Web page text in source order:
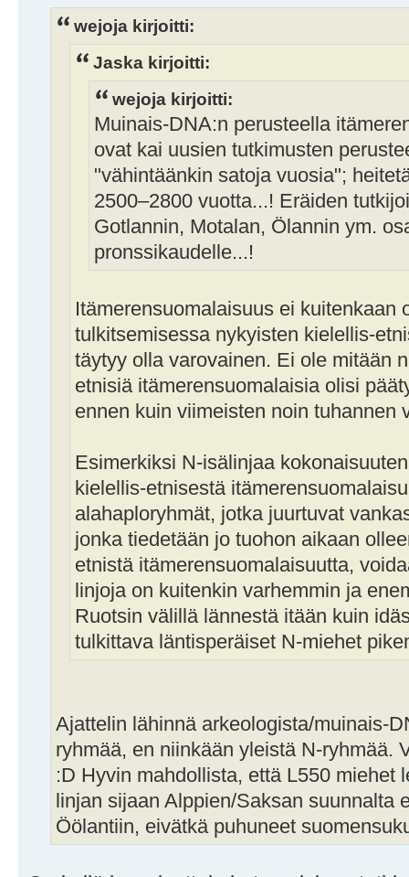
wejoja kirjoitti:
Jaska kirjoitti:
wejoja kirjoitti:
Muinais-DNA:n perusteella
ovat kai uusien tutkimusten
"vähintäänkin satoja vuosia";
2500–2800 vuotta...! Eräiden
Gotlannin, Motalan, Ölannin ym.
pronssikaudelle...!
Itämerensuomalaisuus ei kuitenkaan
tulkitsemisessa nykyisten kielellis-
täytyy olla varovainen. Ei ole mitään
etnisiä itämerensuomalaisia olisi
ennen kuin viimeisten noin tuhannen
Esimerkiksi N-isälinjaa
kielellis-etnisestä
alahaploryhmät, jotka juurtuvat
jonka tiedetään jo tuohon aikaan
etnistä itämerensuomalaisuutta,
linjoja on kuitenkin varhemmin ja
Ruotsin välillä lännestä itään kuin
tulkittava läntisperäiset N-miehet
Ajattelin lähinnä arkeologista/muinais-
ryhmää, en niinkään yleistä N-ryhmää.
:D Hyvin mahdollista, että L550 miehet
linjan sijaan Alppien/Saksan suunnalta
Öölantiin, eivätkä puhuneet